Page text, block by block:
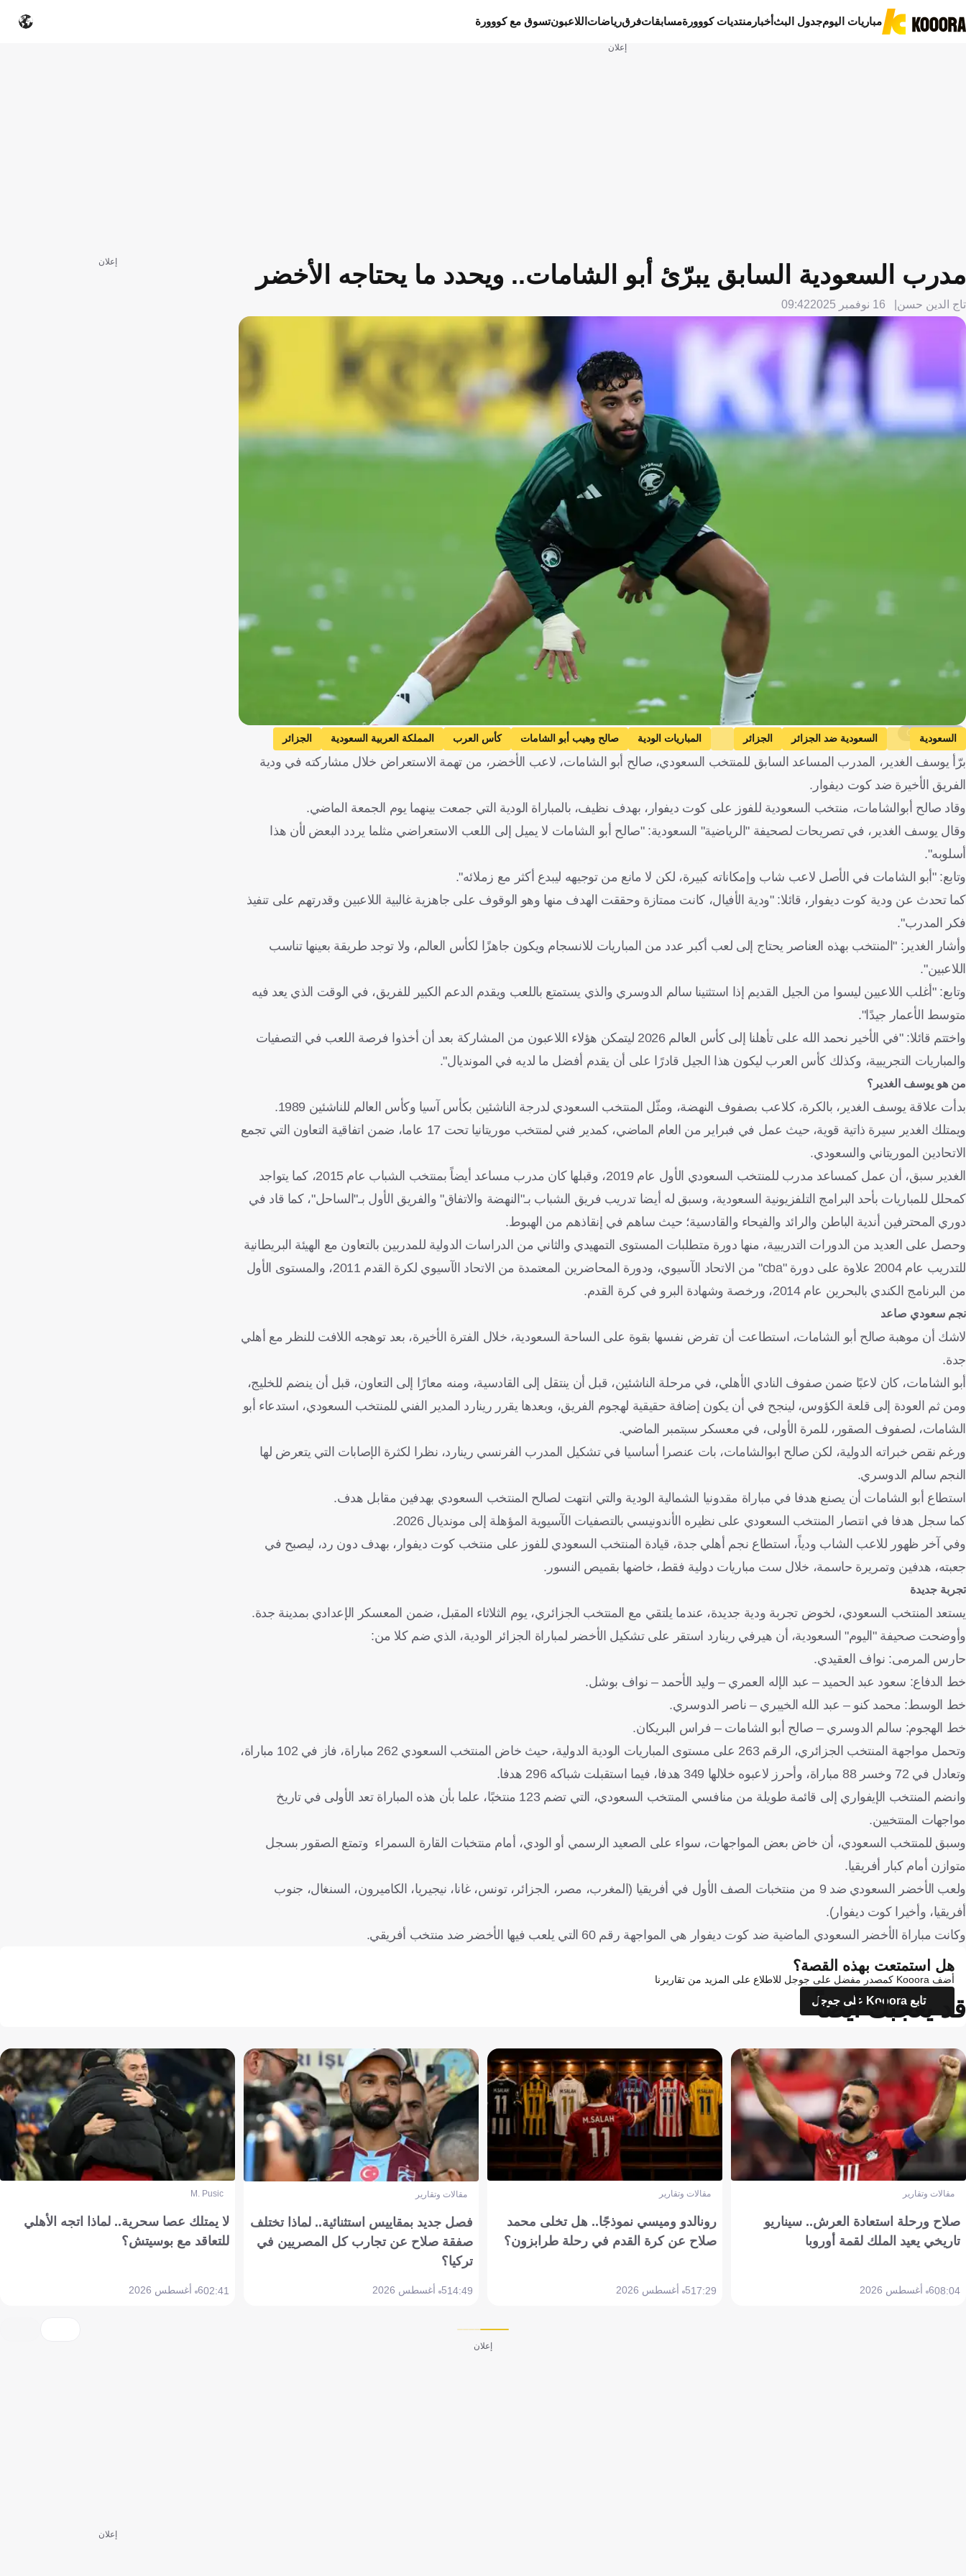
مباريات اليومجدول البثأخبار منتديات كووورةمسابقاتفرقرياضات اللاعبونتسوق مع كووورة
إعلان
مدرب السعودية السابق يبرّئ أبو الشامات.. ويحدد ما يحتاجه الأخضر
تاج الدين حسن 16 نوفمبر 2025 09:42
Getty Images
السعودية السعودية ضد الجزائر الجزائر المباريات الودية صالح وهيب أبو الشامات كأس العرب المملكة العربية السعودية
الجزائر
كرة قدم
برّأ يوسف الغدير، المدرب المساعد السابق للمنتخب السعودي، صالح أبو الشامات، لاعب الأخضر، من تهمة الاستعراض خلال مشاركته في ودية
الفريق الأخيرة ضد كوت ديفوار.
وقاد صالح أبوالشامات، منتخب السعودية للفوز على كوت ديفوار، بهدف نظيف، بالمباراة الودية التي جمعت بينهما يوم الجمعة الماضي.
وقال يوسف الغدير، في تصريحات لصحيفة "الرياضية" السعودية: "صالح أبو الشامات لا يميل إلى اللعب الاستعراضي مثلما يردد البعض لأن هذا
أسلوبه".
وتابع: "أبو الشامات في الأصل لاعب شاب وإمكاناته كبيرة، لكن لا مانع من توجيهه ليبدع أكثر مع زملائه".
كما تحدث عن ودية كوت ديفوار، قائلا: "ودية الأفيال، كانت ممتازة وحققت الهدف منها وهو الوقوف على جاهزية غالبية اللاعبين وقدرتهم على تنفيذ
فكر المدرب".
وأشار الغدير: "المنتخب بهذه العناصر يحتاج إلى لعب أكبر عدد من المباريات للانسجام ويكون جاهزًا لكأس العالم، ولا توجد طريقة بعينها تناسب
اللاعبين".
وتابع: "أغلب اللاعبين ليسوا من الجيل القديم إذا استثنينا سالم الدوسري والذي يستمتع باللعب ويقدم الدعم الكبير للفريق، في الوقت الذي يعد فيه
متوسط الأعمار جيدًا".
واختتم قائلا: "في الأخير نحمد الله على تأهلنا إلى كأس العالم 2026 ليتمكن هؤلاء اللاعبون من المشاركة بعد أن أخذوا فرصة اللعب في التصفيات
والمباريات التجريبية، وكذلك كأس العرب ليكون هذا الجيل قادرًا على أن يقدم أفضل ما لديه في المونديال".
من هو يوسف الغدير؟
بدأت علاقة يوسف الغدير، بالكرة، كلاعب بصفوف النهضة، ومثّل المنتخب السعودي لدرجة الناشئين بكأس آسيا وكأس العالم للناشئين 1989.
ويمتلك الغدير سيرة ذاتية قوية، حيث عمل في فبراير من العام الماضي، كمدير فني لمنتخب موريتانيا تحت 17 عاما، ضمن اتفاقية التعاون التي تجمع
الاتحادين الموريتاني والسعودي.
الغدير سبق، أن عمل كمساعد مدرب للمنتخب السعودي الأول عام 2019، وقبلها كان مدرب مساعد أيضاً بمنتخب الشباب عام 2015، كما يتواجد
كمحلل للمباريات بأحد البرامج التلفزيونية السعودية، وسبق له أيضا تدريب فريق الشباب بـ"النهضة والاتفاق" والفريق الأول بـ"الساحل"، كما قاد في
دوري المحترفين أندية الباطن والرائد والفيحاء والقادسية؛ حيث ساهم في إنقاذهم من الهبوط.
وحصل على العديد من الدورات التدريبية، منها دورة متطلبات المستوى التمهيدي والثاني من الدراسات الدولية للمدربين بالتعاون مع الهيئة البريطانية
للتدريب عام 2004 علاوة على دورة "cba" من الاتحاد الآسيوي، ودورة المحاضرين المعتمدة من الاتحاد الآسيوي لكرة القدم 2011، والمستوى الأول
من البرنامج الكندي بالبحرين عام 2014، ورخصة وشهادة البرو في كرة القدم.
نجم سعودي صاعد
لاشك أن موهبة صالح أبو الشامات، استطاعت أن تفرض نفسها بقوة على الساحة السعودية، خلال الفترة الأخيرة، بعد توهجه اللافت للنظر مع أهلي
جدة.
أبو الشامات، كان لاعبًا ضمن صفوف النادي الأهلي، في مرحلة الناشئين، قبل أن ينتقل إلى القادسية، ومنه معارًا إلى التعاون، قبل أن ينضم للخليج،
ومن ثم العودة إلى قلعة الكؤوس، لينجح في أن يكون إضافة حقيقية لهجوم الفريق، وبعدها يقرر رينارد المدير الفني للمنتخب السعودي، استدعاء أبو
الشامات، لصفوف الصقور، للمرة الأولى، في معسكر سبتمبر الماضي.
ورغم نقص خبراته الدولية، لكن صالح ابوالشامات، بات عنصرا أساسيا في تشكيل المدرب الفرنسي رينارد، نظرا لكثرة الإصابات التي يتعرض لها
النجم سالم الدوسري.
استطاع أبو الشامات أن يصنع هدفا في مباراة مقدونيا الشمالية الودية والتي انتهت لصالح المنتخب السعودي بهدفين مقابل هدف.
كما سجل هدفا في انتصار المنتخب السعودي على نظيره الأندونيسي بالتصفيات الآسيوية المؤهلة إلى مونديال 2026.
وفي آخر ظهور للاعب الشاب ودياً، استطاع نجم أهلي جدة، قيادة المنتخب السعودي للفوز على منتخب كوت ديفوار، بهدف دون رد، ليصبح في
جعبته، هدفين وتمريرة حاسمة، خلال ست مباريات دولية فقط، خاضها بقميص النسور.
تجربة جديدة
يستعد المنتخب السعودي، لخوض تجربة ودية جديدة، عندما يلتقي مع المنتخب الجزائري، يوم الثلاثاء المقبل، ضمن المعسكر الإعدادي بمدينة جدة.
وأوضحت صحيفة "اليوم" السعودية، أن هيرفي رينارد استقر على تشكيل الأخضر لمباراة الجزائر الودية، الذي ضم كلا من:
حارس المرمى: نواف العقيدي.
خط الدفاع: سعود عبد الحميد – عبد الإله العمري – وليد الأحمد – نواف بوشل.
خط الوسط: محمد كنو – عبد الله الخيبري – ناصر الدوسري.
خط الهجوم: سالم الدوسري – صالح أبو الشامات – فراس البريكان.
وتحمل مواجهة المنتخب الجزائري، الرقم 263 على مستوى المباريات الودية الدولية، حيث خاض المنتخب السعودي 262 مباراة، فاز في 102 مباراة،
وتعادل في 72 وخسر 88 مباراة، وأحرز لاعبوه خلالها 349 هدفا، فيما استقبلت شباكه 296 هدفا.
وانضم المنتخب الإيفواري إلى قائمة طويلة من منافسي المنتخب السعودي، التي تضم 123 منتخبًا، علما بأن هذه المباراة تعد الأولى في تاريخ
مواجهات المنتخبين.
وسبق للمنتخب السعودي، أن خاض بعض المواجهات، سواء على الصعيد الرسمي أو الودي، أمام منتخبات القارة السمراء وتمتع الصقور بسجل
متوازن أمام كبار أفريقيا.
ولعب الأخضر السعودي ضد 9 من منتخبات الصف الأول في أفريقيا (المغرب، مصر، الجزائر، تونس، غانا، نيجيريا، الكاميرون، السنغال، جنوب
أفريقيا، وأخيرا كوت ديفوار).
وكانت مباراة الأخضر السعودي الماضية ضد كوت ديفوار هي المواجهة رقم 60 التي يلعب فيها الأخضر ضد منتخب أفريقي.
إعلان
هل استمتعت بهذه القصة؟
أضف Kooora كمصدر مفضل على جوجل للاطلاع على المزيد من تقاريرنا
تابع Kooora على جوجل
قد يعجبك أيضاً
مقالات وتقارير
صلاح ورحلة استعادة العرش.. سيناريو
تاريخي يعيد الملك لقمة أوروبا
08:046 أغسطس 2026
مقالات وتقارير
رونالدو وميسي نموذجًا.. هل تخلى محمد
صلاح عن كرة القدم في رحلة طرابزون؟
17:295 أغسطس 2026
مقالات وتقارير
فصل جديد بمقاييس استثنائية.. لماذا تختلف
صفقة صلاح عن تجارب كل المصريين في
تركيا؟
14:495 أغسطس 2026
M. Pusic
لا يمتلك عصا سحرية.. لماذا اتجه الأهلي
للتعاقد مع بوسيتش؟
02:416 أغسطس 2026
إعلان
إعلان